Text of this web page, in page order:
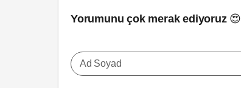
Yorumunu çok merak ediyoruz 😍
Ad Soyad